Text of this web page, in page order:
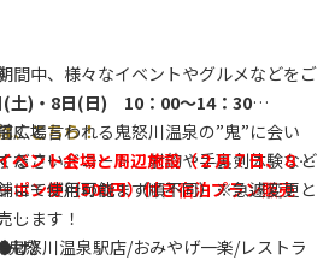
、こちら！
間中、様々なイベントやグルメなどをご
くと言われる鬼怒川温泉の”鬼”に会い
ださい。
(土)・8日(日) 10：00～14：30
広場
るフードコート、射的や手裏剣体験など
ョーが行われます！
します！
ベント会場と周辺施設（２月７日、８日
ポン券（500円）付き宿泊プラン販売
にて使用可能！（順不同）※急遽変更と
怒川温泉駅店/おみやげ一楽/レストラ
け》